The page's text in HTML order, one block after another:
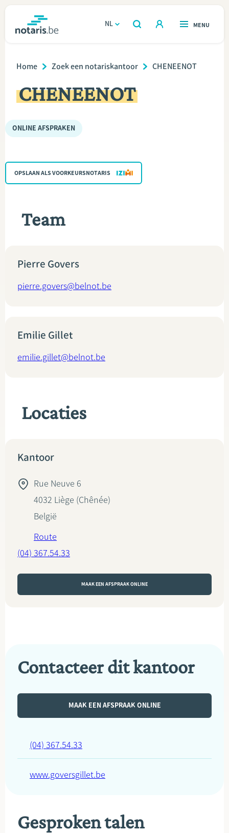
gaan
NL
OPEN
ZOEKEN
OPEN
MENU
Wonen
Relatie & samenleven
Erven & schenken
VIND EEN NOTARIS
Breadcrumb
Home Zoek een notariskantoor CHENEENOT
CHENEENOT
ONLINE AFSPRAKEN
OPSLAAN ALS VOORKEURSNOTARIS
Team
Pierre Govers
pierre.govers@belnot.be
Emilie Gillet
emilie.gillet@belnot.be
Locaties
Kantoor
Rue Neuve 6
4032 Liège (Chênée)
België
Route
(04) 367.54.33
MAAK EEN AFSPRAAK ONLINE
Contacteer dit kantoor
MAAK EEN AFSPRAAK ONLINE
(04) 367.54.33
www.goversgillet.be
Gesproken talen